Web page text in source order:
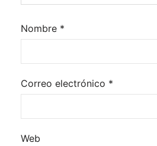
Nombre *
Correo electrónico *
Web